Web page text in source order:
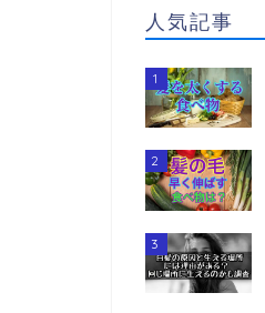
人気記事
1
2
3